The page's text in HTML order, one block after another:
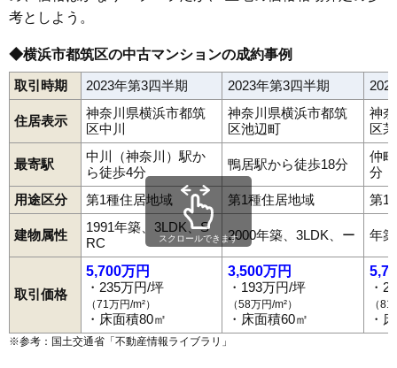
考としよう。
◆横浜市都筑区の中古マンションの成約事例
取引時期 2023年第3四半期 2023年第3四半期
住居表示
神奈川県横浜市都筑
区中川
神奈川県横浜市都筑
区池辺町
神
区
最寄駅
中川（神奈川）駅か
ら徒歩4分
鴨居駅から徒歩18分
仲
分
用途区分
第1種住居地域 第1種住居地域 第1
建物属性
1991年築、3LDK、S
RC
2000年築、3LDK、ー 年
取引価格
5,700万円
・235万円/坪
（71万円/m²）
・床面積80㎡
3,500万円
・193万円/坪
（58万円/m²）
・床面積60㎡
・
（
・
スクロールできます
※参考：国土交通省「 不動産情報ライブラリ 」